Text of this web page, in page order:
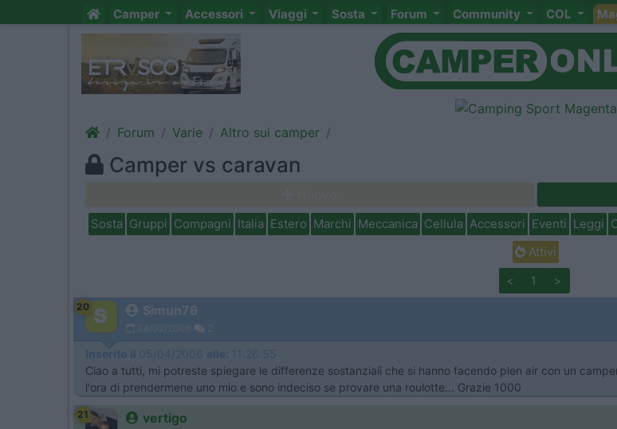
Camper Accessori Viaggi Sosta Forum Community COL
Forum Varie Altro sui camper
Camper vs caravan
Sosta Gruppi Compagni Italia Estero Marchi Meccanica Cellula Accessori Eventi Leggi
Attivi
< 1 >
20 Simun76
24/02/2006 2
Inserito il 05/04/2006 alle: 11:26:55
Ciao a tutti, mi potreste spiegare le differenze sostanziali che si hanno facendo plen air con un
l'ora di prendermene uno mio e sono indeciso se provare una roulotte... Grazie 1000
21 vertigo